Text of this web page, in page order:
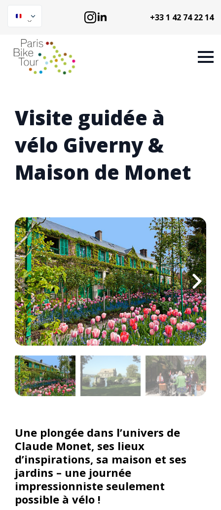
+33 1 42 74 22 14
Visite guidée à
vélo Giverny &
Maison de Monet
Une plongée dans l’univers de
Claude Monet, ses lieux
d’inspirations, sa maison et ses
jardins – une journée
impressionniste seulement
possible à vélo !